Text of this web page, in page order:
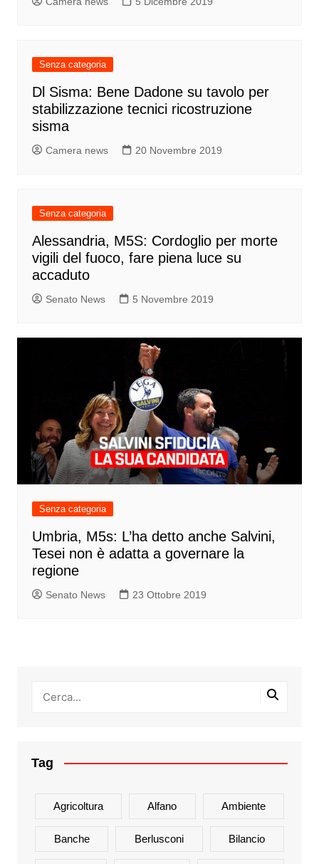
Senza categoria
Dl Sisma: Bene Dadone su tavolo per
stabilizzazione tecnici ricostruzione
sisma
Camera news 20 Novembre 2019
Senza categoria
Alessandria, M5S: Cordoglio per morte
vigili del fuoco, fare piena luce su
accaduto
Senato News 5 Novembre 2019
Senza categoria
Umbria, M5s: L’ha detto anche Salvini,
Tesei non è adatta a governare la
regione
Senato News 23 Ottobre 2019
Tag
Agricoltura Alfano Ambiente
Banche Berlusconi Bilancio